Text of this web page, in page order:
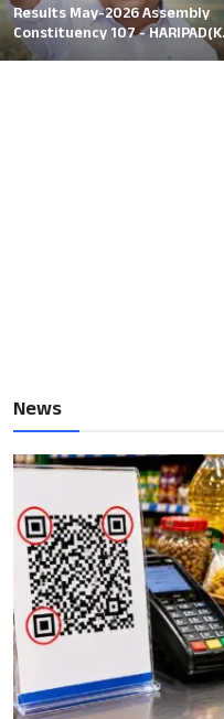
Results May-2026 Assembly
Constituency 107 -
News